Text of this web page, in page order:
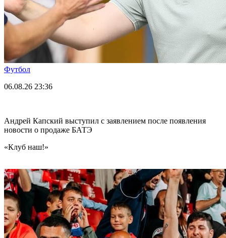
Футбол
06.08.26 23:36
Андрей Капский выступил с заявлением после появления
новости о продаже БАТЭ
«Клуб наш!»